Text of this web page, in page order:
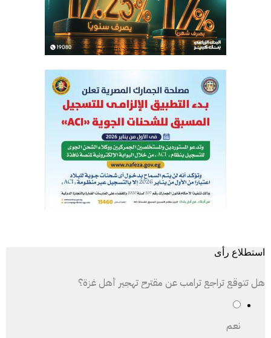
استطلاع رأى
هل تتوقع تراجع ترامب عن مقترح تهجير أهل غزة؟
نعم